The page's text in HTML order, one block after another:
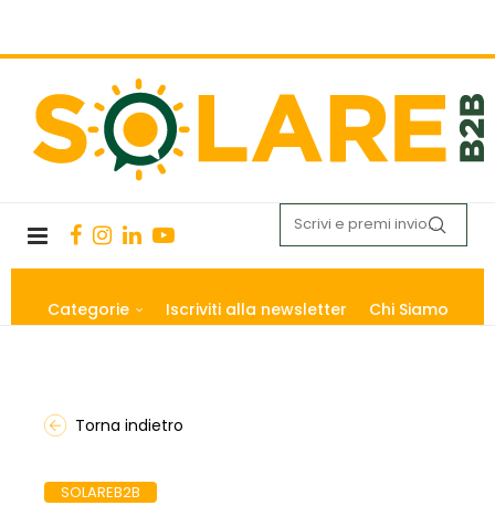
Categorie Iscriviti alla newsletter Chi Siamo
Torna indietro
SOLAREB2B